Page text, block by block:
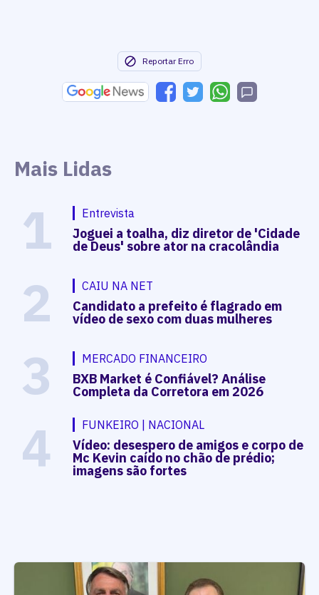
Reportar Erro
Mais Lidas
1 Entrevista
Joguei a toalha, diz diretor de 'Cidade
de Deus' sobre ator na cracolândia
2 CAIU NA NET
Candidato a prefeito é flagrado em
vídeo de sexo com duas mulheres
3 MERCADO FINANCEIRO
BXB Market é Confiável? Análise
Completa da Corretora em 2026
4 FUNKEIRO | NACIONAL
Vídeo: desespero de amigos e corpo de
Mc Kevin caído no chão de prédio;
imagens são fortes